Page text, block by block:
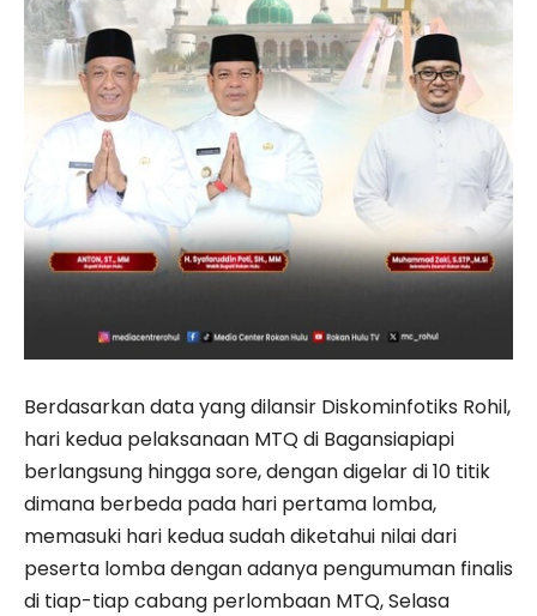
Berdasarkan data yang dilansir Diskominfotiks Rohil,
hari kedua pelaksanaan MTQ di Bagansiapiapi
berlangsung hingga sore, dengan digelar di 10 titik
dimana berbeda pada hari pertama lomba,
memasuki hari kedua sudah diketahui nilai dari
peserta lomba dengan adanya pengumuman finalis
di tiap-tiap cabang perlombaan MTQ, Selasa